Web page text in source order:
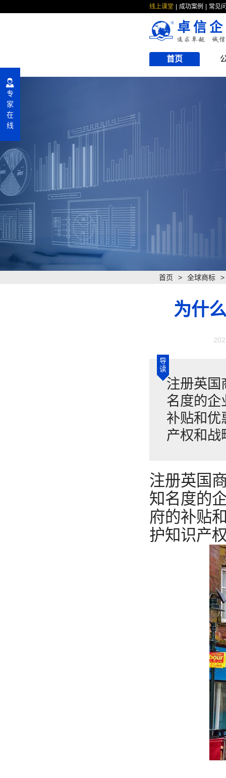
线上课堂 成功案例 常见
卓信
首页
首页 > 全球商标 >
为什
导
读
注册英国
名度的企
补贴和优
产权和战
注册英国
知名度的
府的补贴
护知识产
专
家
在
线